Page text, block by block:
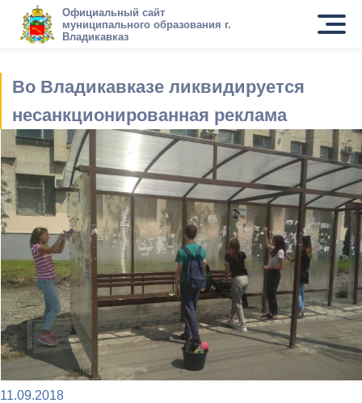
Официальный сайт
муниципального образования г.
Владикавказ
Во Владикавказе ликвидируется
несанкционированная реклама
11.09.2018